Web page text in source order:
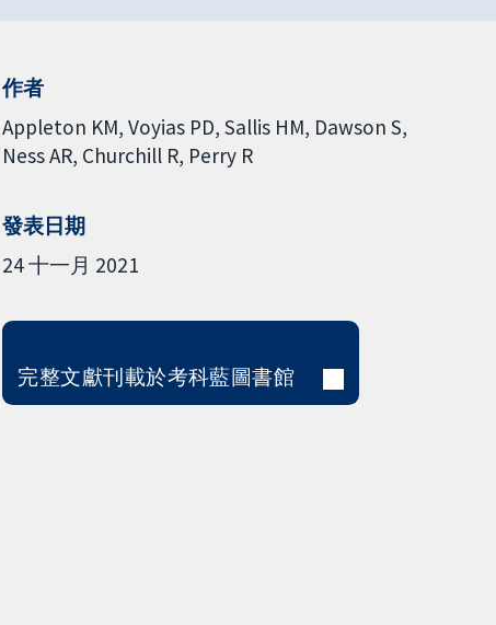
作者
Appleton KM Voyias PD Sallis HM Dawson S
Ness AR Churchill R Perry R
發表日期
24 十一月 2021
完整文獻刊載於考科藍圖書館